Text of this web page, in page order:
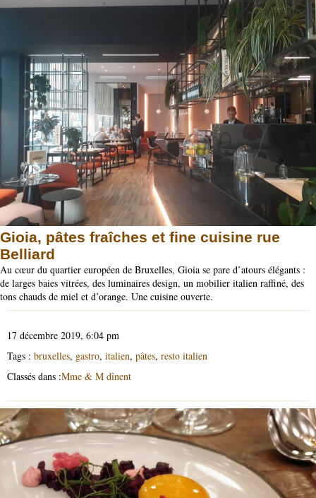
Gioia, pâtes fraîches et fine cuisine rue
Belliard
Au cœur du quartier européen de Bruxelles, Gioia se pare d’atours élégants :
de larges baies vitrées, des luminaires design, un mobilier italien raffiné, des
tons chauds de miel et d’orange. Une cuisine ouverte.
17 décembre 2019, 6:04 pm
Tags : bruxelles, gastro, italien, pâtes, resto italien
Classés dans :Mme & M dînent